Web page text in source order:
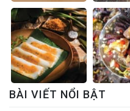
BÀI VIẾT NỔI BẬT